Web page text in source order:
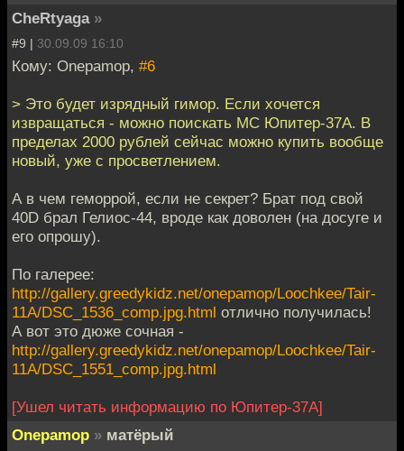
CheRtyaga »
#9 | 30.09.09 16:10
Кому: Onepamop, #6
> Это будет изрядный гимор. Если хочется
извращаться - можно поискать МС Юпитер-37А. В
пределах 2000 рублей сейчас можно купить вообще
новый, уже с просветлением.
А в чем геморрой, если не секрет? Брат под свой
40D брал Гелиос-44, вроде как доволен (на досуге и
его опрошу).
По галерее:
http://gallery.greedykidz.net/onepamop/Loochkee/Tair-
11A/DSC_1536_comp.jpg.html отлично получилась!
А вот это дюже сочная -
http://gallery.greedykidz.net/onepamop/Loochkee/Tair-
11A/DSC_1551_comp.jpg.html
[Ушел читать информацию по Юпитер-37А]
Onepamop » матёрый